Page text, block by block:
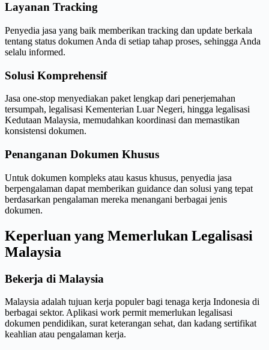
Layanan Tracking
Penyedia jasa yang baik memberikan tracking dan update berkala
tentang status dokumen Anda di setiap tahap proses, sehingga Anda
selalu informed.
Solusi Komprehensif
Jasa one-stop menyediakan paket lengkap dari penerjemahan
tersumpah, legalisasi Kementerian Luar Negeri, hingga legalisasi
Kedutaan Malaysia, memudahkan koordinasi dan memastikan
konsistensi dokumen.
Penanganan Dokumen Khusus
Untuk dokumen kompleks atau kasus khusus, penyedia jasa
berpengalaman dapat memberikan guidance dan solusi yang tepat
berdasarkan pengalaman mereka menangani berbagai jenis
dokumen.
Keperluan yang Memerlukan Legalisasi
Malaysia
Bekerja di Malaysia
Malaysia adalah tujuan kerja populer bagi tenaga kerja Indonesia di
berbagai sektor. Aplikasi work permit memerlukan legalisasi
dokumen pendidikan, surat keterangan sehat, dan kadang sertifikat
keahlian atau pengalaman kerja.